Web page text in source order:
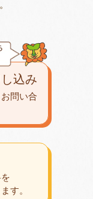
す。
込み
問い合